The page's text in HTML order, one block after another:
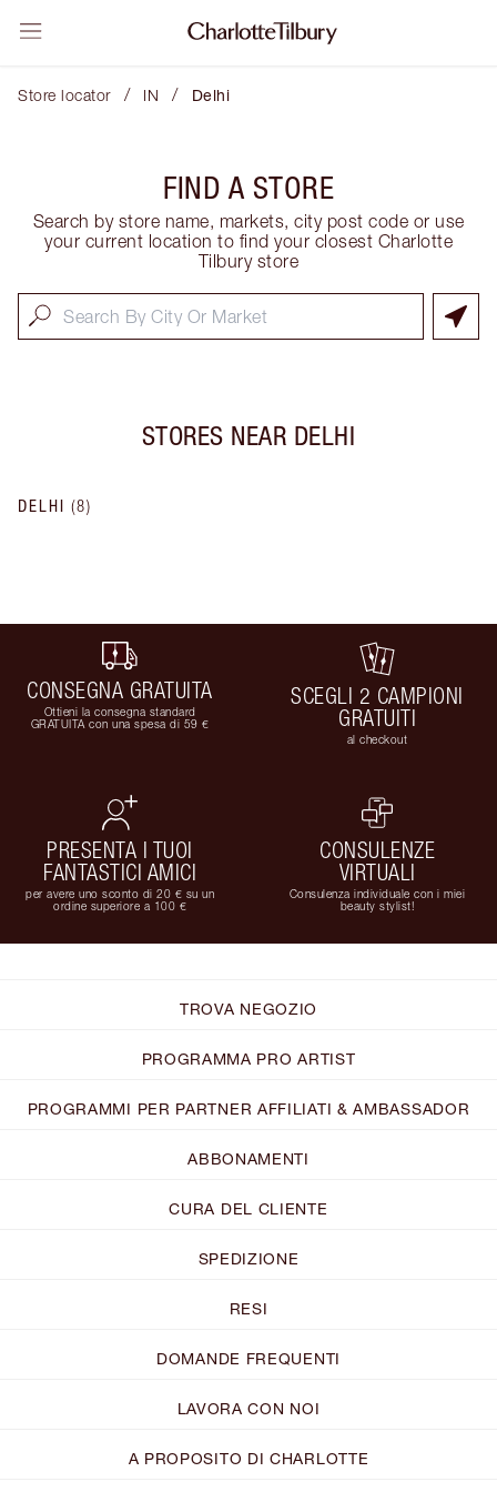
Store locator / IN / Delhi
FIND A STORE
Search by store name, markets, city post code or use
your current location to find your closest Charlotte
Tilbury store
STORES NEAR DELHI
DELHI (8)
CONSEGNA GRATUITA
Ottieni la consegna standard
GRATUITA con una spesa di 59 €
SCEGLI 2 CAMPIONI
GRATUITI
al checkout
PRESENTA I TUOI
FANTASTICI AMICI
per avere uno sconto di 20 € su un
ordine superiore a 100 €
CONSULENZE
VIRTUALI
Consulenza individuale con i miei
beauty stylist!
TROVA NEGOZIO
PROGRAMMA PRO ARTIST
PROGRAMMI PER PARTNER AFFILIATI & AMBASSADOR
ABBONAMENTI
CURA DEL CLIENTE
SPEDIZIONE
RESI
DOMANDE FREQUENTI
LAVORA CON NOI
A PROPOSITO DI CHARLOTTE